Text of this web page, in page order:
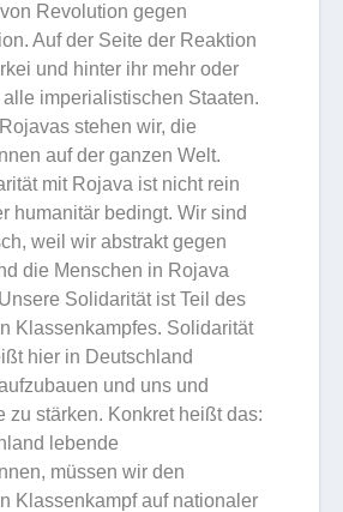
Revolution gegen
Auf der Seite der Reaktion
und hinter ihr mehr oder
imperialistischen Staaten.
stehen wir, die
auf der ganzen Welt.
mit Rojava ist nicht rein
humanitär bedingt. Wir sind
weil wir abstrakt gegen
die Menschen in Rojava
Solidarität ist Teil des
Klassenkampfes. Solidarität
hier in Deutschland
und uns und
zu stärken. Konkret heißt das:
lebende
müssen wir den
Klassenkampf auf nationaler